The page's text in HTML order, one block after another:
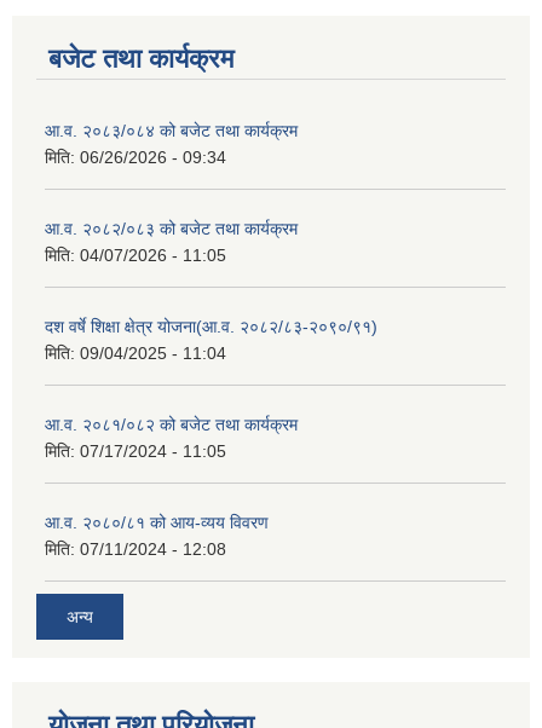
बजेट तथा कार्यक्रम
आ.व. २०८३/०८४ को बजेट तथा कार्यक्रम
मिति: 06/26/2026 - 09:34
आ.व. २०८२/०८३ को बजेट तथा कार्यक्रम
मिति: 04/07/2026 - 11:05
दश वर्षे शिक्षा क्षेत्र योजना(आ.व. २०८२/८३-२०९०/९१)
मिति: 09/04/2025 - 11:04
आ.व. २०८१/०८२ को बजेट तथा कार्यक्रम
मिति: 07/17/2024 - 11:05
आ.व. २०८०/८१ को आय-व्यय विवरण
मिति: 07/11/2024 - 12:08
अन्य